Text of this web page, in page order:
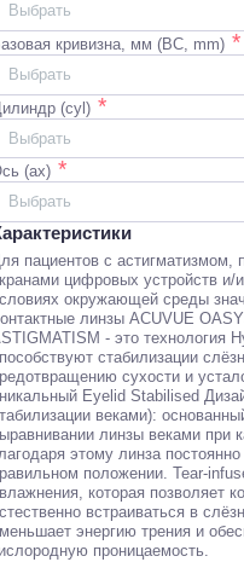
Выбрать
кривизна, мм (BC, mm) *
Выбрать
Цилиндр (cyl) *
Выбрать
(ax) *
Выбрать
пациентов с астигматизмом,
цифровых устройств и/
окружающей среды
линзы ACUVUE
- это технология
стабилизации
сухости и
Eyelid Stabilised
веками):
линзы веками при
этому линза
положении. Tear-
которая позволяет
встраиваться в
энергию трения и
проницаемость.